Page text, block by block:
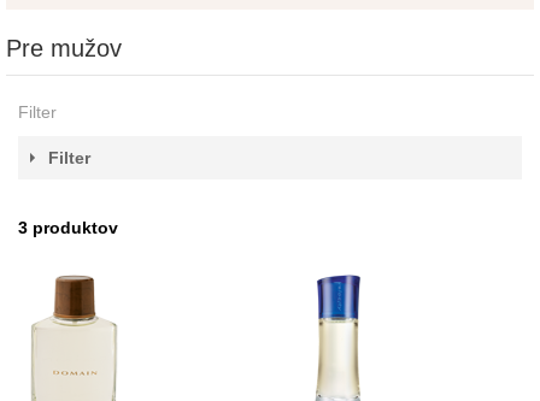
Pre mužov
Filter
Filter
3 produktov